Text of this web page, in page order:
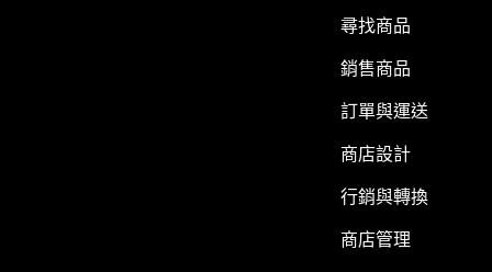
尋找商品
銷售商品
訂單與運送
商店設計
行銷與轉換
商店管理